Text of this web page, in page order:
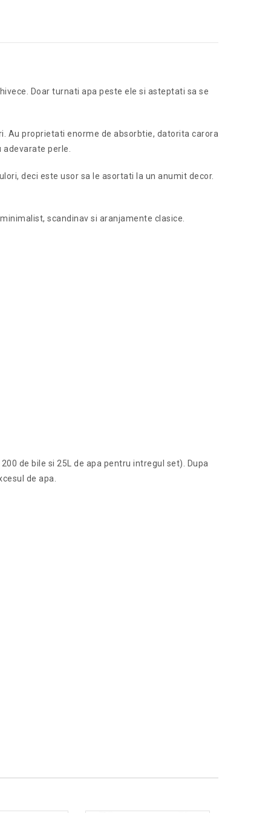
Doar turnati apa peste ele si asteptati sa se
Au proprietati enorme de absorbtie, datorita carora
perle.
deci este usor sa le asortati la un anumit decor.
scandinav si aranjamente clasice.
de bile si 25L de apa pentru intregul set). Dupa
de apa.